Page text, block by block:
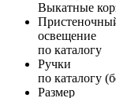
Выкатные
освещение
по каталогу
Ручки
по каталогу
Размер